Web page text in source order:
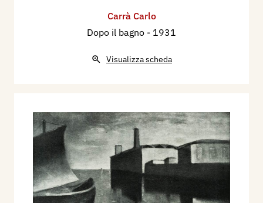
Carrà Carlo
Dopo il bagno - 1931
Visualizza scheda